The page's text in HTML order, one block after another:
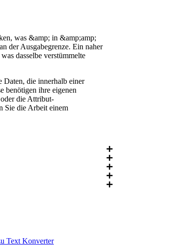
was &amp; in &amp;amp;
der Ausgabegrenze. Ein naher
dasselbe verstümmelte
die innerhalb einer
benötigen ihre eigenen
die Attribut-
Sie die Arbeit einem
Text Konverter